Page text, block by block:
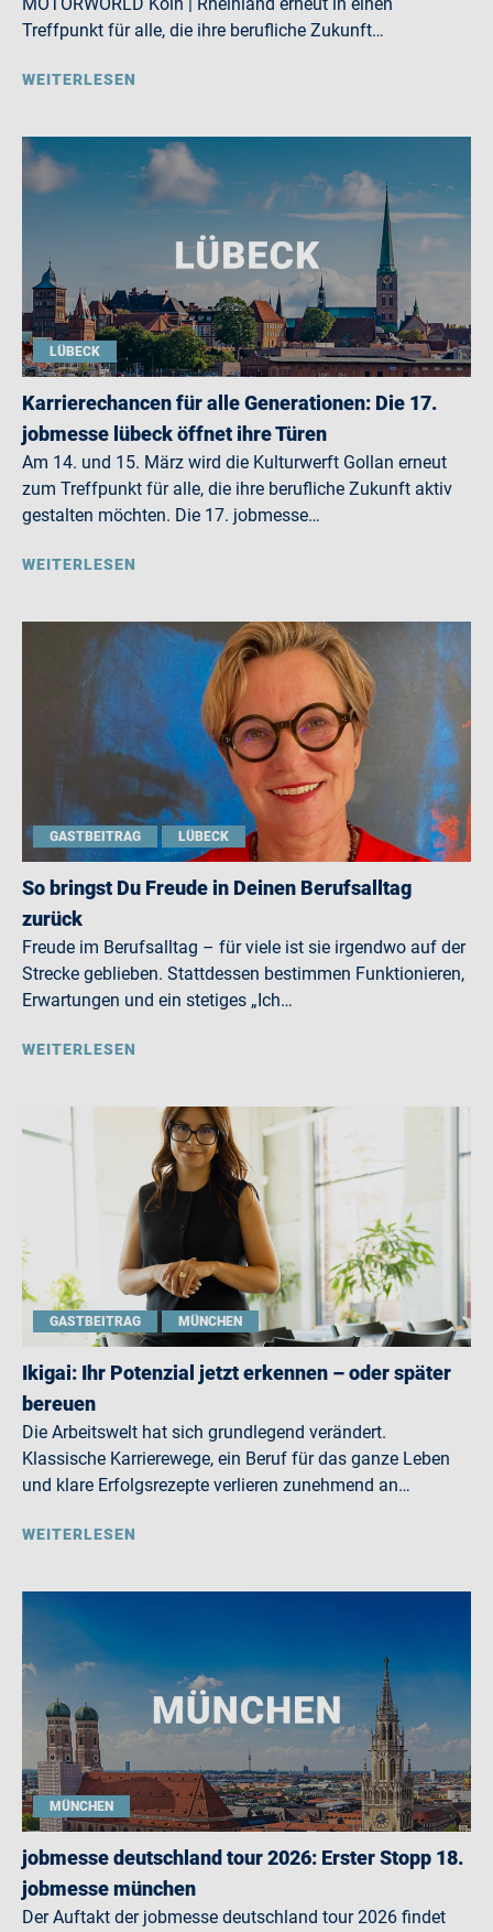
Treffpunkt für alle, die ihre berufliche Zukunft…
WEITERLESEN
LÜBECK
Karrierechancen für alle Generationen: Die 17.
jobmesse lübeck öffnet ihre Türen
Am 14. und 15. März wird die Kulturwerft Gollan erneut
zum Treffpunkt für alle, die ihre berufliche Zukunft aktiv
gestalten möchten. Die 17. jobmesse…
WEITERLESEN
GASTBEITRAG LÜBECK
So bringst Du Freude in Deinen Berufsalltag
zurück
Freude im Berufsalltag – für viele ist sie irgendwo auf der
Strecke geblieben. Stattdessen bestimmen Funktionieren,
Erwartungen und ein stetiges „Ich…
WEITERLESEN
GASTBEITRAG MÜNCHEN
Ikigai: Ihr Potenzial jetzt erkennen – oder später
bereuen
Die Arbeitswelt hat sich grundlegend verändert.
Klassische Karrierewege, ein Beruf für das ganze Leben
und klare Erfolgsrezepte verlieren zunehmend an…
WEITERLESEN
MÜNCHEN
jobmesse deutschland tour 2026: Erster Stopp 18.
jobmesse münchen
Der Auftakt der jobmesse deutschland tour 2026 findet